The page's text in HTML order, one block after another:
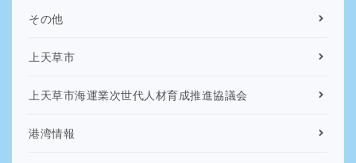
その他
上天草市
上天草市海運業次世代人材育成推進協議会
港湾情報